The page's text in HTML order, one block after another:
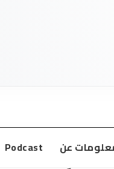
عن Podcast